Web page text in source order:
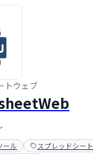
トウェブ
ール
スプレッドシート